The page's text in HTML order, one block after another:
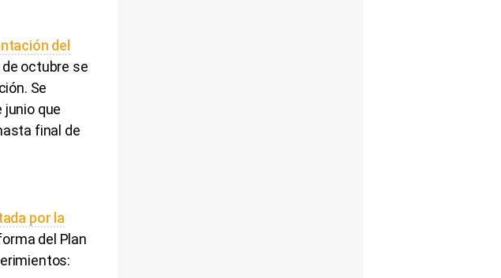
del
de octubre se
Se
junio que
final de
por la
del Plan